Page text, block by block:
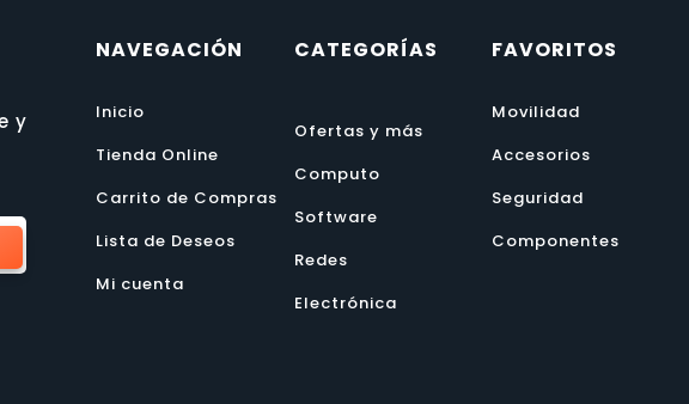
y
NAVEGACIÓN
Inicio
Tienda Online
Carrito de Compras
Lista de Deseos
Mi cuenta
CATEGORÍAS
Ofertas y más
Computo
Software
Redes
Electrónica
FAVORITOS
Movilidad
Accesorios
Seguridad
Componentes